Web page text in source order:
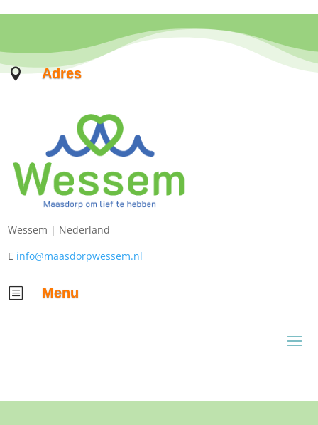
 Adres
Wessem | Nederland
E info@maasdorpwessem.nl
b Menu